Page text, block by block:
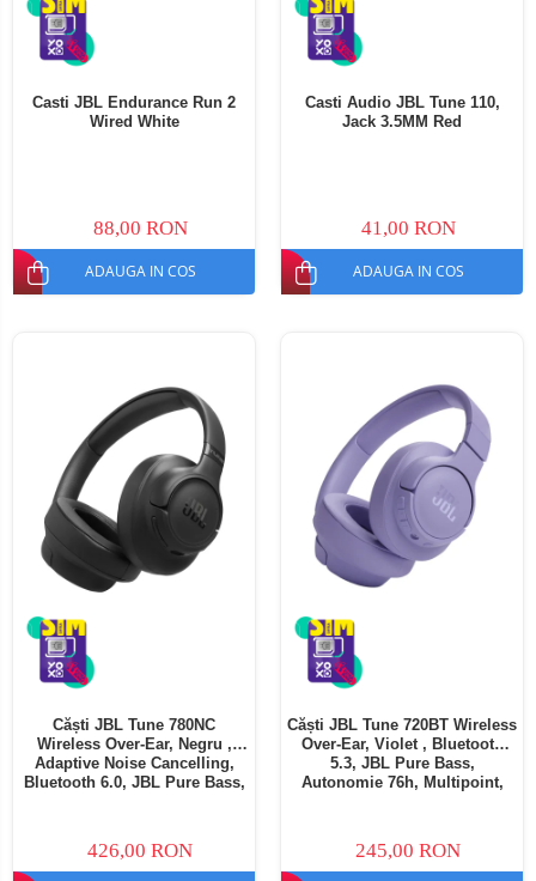
Casti JBL Endurance Run 2
Wired White
88,00 RON
ADAUGA IN COS
Casti Audio JBL Tune 110,
Jack 3.5MM Red
41,00 RON
ADAUGA IN COS
Căști JBL Tune 780NC
Wireless Over-Ear, Negru ,
Adaptive Noise Cancelling,
Bluetooth 6.0, JBL Pure Bass,
426,00 RON
Căști JBL Tune 720BT Wireless
Over-Ear, Violet , Bluetooth
5.3, JBL Pure Bass,
Autonomie 76h, Multipoint,
245,00 RON